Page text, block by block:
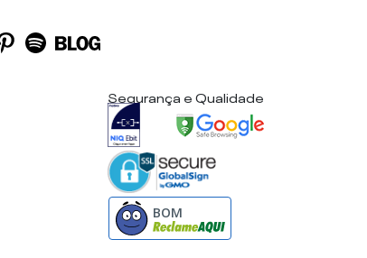
Segurança e Qualidade
BOM